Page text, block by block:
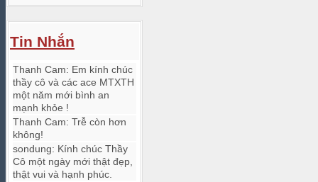
Tin Nhắn
Thanh Cam: Em kính chúc
thầy cô và các ace MTXTH
một năm mới bình an
mạnh khỏe !
Thanh Cam: Trễ còn hơn
không!
sondung: Kính chúc Thầy
Cô một ngày mới thật đẹp,
thật vui và hạnh phúc.